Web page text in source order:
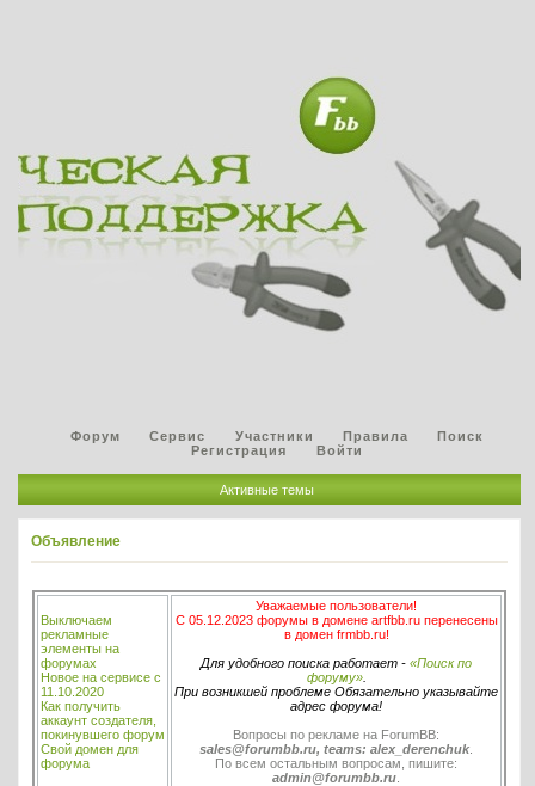
Форум Сервис Участники Правила
Поиск
Регистрация
Войти
Активные темы
Объявление
Выключаем
рекламные
элементы на
форумах
Новое на сервисе с
11.10.2020
Как получить
аккаунт создателя,
покинувшего форум
Свой домен для
форума
Уважаемые пользователи!
С 05.12.2023 форумы в домене artfbb.ru перенесены
в домен frmbb.ru!
Для удобного поиска работает - «Поиск по
форуму».
При возникшей проблеме Обязательно указывайте
адрес форума!
Вопросы по рекламе на ForumBB:
sales@forumbb.ru, teams: alex_derenchuk
По всем остальным вопросам, пишите:
admin@forumbb.ru